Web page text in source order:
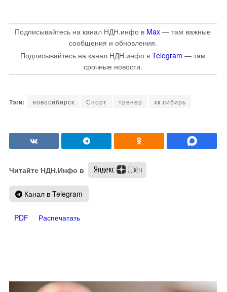
Подписывайтесь на канал НДН.инфо в Max — там важные
сообщения и обновления.
Подписывайтесь на канал НДН.инфо в Telegram — там
срочные новости.
новосибирск Спорт тренер хк сибирь
Читайте НДН.Инфо в
Канал в Telegram
PDF Распечатать